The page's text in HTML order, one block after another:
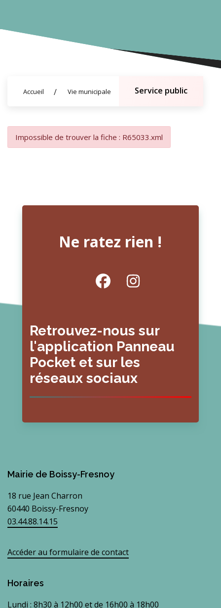
Accueil Vie municipale Service public
Impossible de trouver la fiche : R65033.xml
Ne ratez rien !
Retrouvez-nous sur
l'application Panneau
Pocket et sur les
réseaux sociaux
Mairie de Boissy-Fresnoy
18 rue Jean Charron
60440 Boissy-Fresnoy
03.44.88.14.15
Accéder au formulaire de contact
Horaires
Lundi : 8h30 à 12h00 et de 16h00 à 18h00